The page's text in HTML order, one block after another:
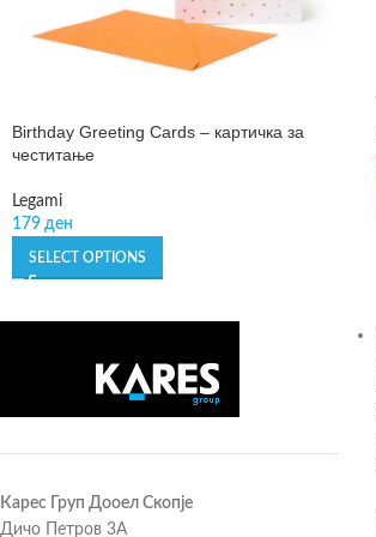
Birthday Greeting Cards – картичка за
честитање
Legami
179 ден
SELECT OPTIONS
Карес Груп Дооел Скопје
Дичо Петров 3А